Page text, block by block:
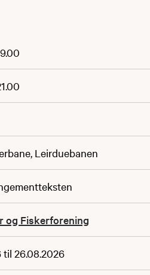
Leirduebanen
og Fiskerforening
til 26.08.2026